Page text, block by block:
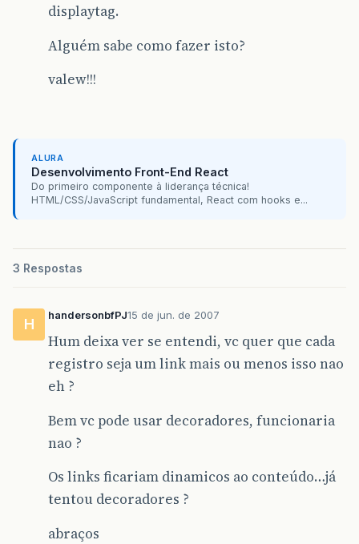
displaytag.
Alguém sabe como fazer isto?
valew!!!
ALURA
Desenvolvimento Front-End React
Do primeiro componente à liderança técnica!
HTML/CSS/JavaScript fundamental, React com hooks e...
3 Respostas
H
handersonbfPJ15 de jun. de 2007
Hum deixa ver se entendi, vc quer que cada
registro seja um link mais ou menos isso nao
eh ?
Bem vc pode usar decoradores, funcionaria
nao ?
Os links ficariam dinamicos ao conteúdo…já
tentou decoradores ?
abraços